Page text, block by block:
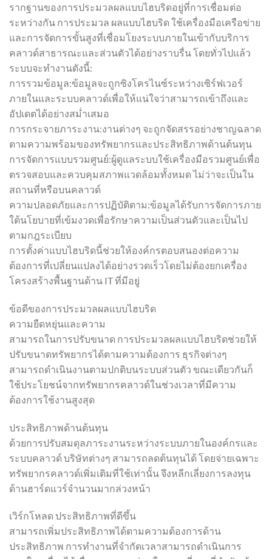
รากฐานของการประมวลผลแบบไฮบริดอยู่ที่การเชื่อมต่อ
ระหว่างกัน การประมวล ผลแบบไฮบริด ใช้เครื่องมือเครือข่าย
และการจัดการขั้นสูงที่เชื่อมโยงระบบภายในเข้ากับบริการ
คลาวด์สาธารณะและส่วนตัวได้อย่างราบรื่น โดยทั่วไปแล้ว
ระบบจะทำงานดังนี้:
การรวมข้อมูล:ข้อมูลจะถูกซิงโครไนซ์ระหว่างเซิร์ฟเวอร์
ภายในและระบบคลาวด์เพื่อให้แน่ใจว่าสามารถเข้าถึงและ
อัปเดตได้อย่างสม่ำเสมอ
การกระจายภาระงาน:งานต่างๆ จะถูกจัดสรรอย่างชาญฉลาด
ตามความพร้อมของทรัพยากรและประสิทธิภาพด้านต้นทุน
การจัดการแบบรวมศูนย์:ผู้ดูแลระบบใช้เครื่องมือรวมศูนย์เพื่อ
ตรวจสอบและควบคุมสภาพแวดล้อมทั้งหมด ไม่ว่าจะเป็นใน
สถานที่หรือบนคลาวด์
ความปลอดภัยและการปฏิบัติตาม:ข้อมูลได้รับการจัดการภาย
ใต้นโยบายที่เข้มงวดเพื่อรักษาความเป็นส่วนตัวและเป็นไป
ตามกฎระเบียบ
การตั้งค่าแบบไฮบริดนี้ช่วยให้องค์กรตอบสนองต่อความ
ต้องการที่เปลี่ยนแปลงได้อย่างรวดเร็วโดยไม่ต้องยกเครื่อง
โครงสร้างพื้นฐานด้าน IT ที่มีอยู่
ข้อดีของการประมวลผลแบบไฮบริด
ความยืดหยุ่นและความ
สามารถในการปรับขนาด การประมวลผลแบบไฮบริดช่วยให้
ปรับขนาดทรัพยากรได้ตามความต้องการ ธุรกิจต่างๆ
สามารถดำเนินงานตามปกติบนระบบส่วนตัว ขณะเดียวกันก็
ใช้ประโยชน์จากทรัพยากรคลาวด์ในช่วงเวลาที่มีความ
ต้องการใช้งานสูงสุด
ประสิทธิภาพด้านต้นทุน
ด้วยการปรับสมดุลภาระงานระหว่างระบบภายในองค์กรและ
ระบบคลาวด์ บริษัทต่างๆ สามารถลดต้นทุนได้ โดยจ่ายเฉพาะ
ทรัพยากรคลาวด์เพิ่มเติมที่ใช้เท่านั้น จึงหลีกเลี่ยงการลงทุน
ด้านฮาร์ดแวร์จำนวนมากล่วงหน้า
เวิร์กโหลด ประสิทธิภาพที่ดีขึ้น
สามารถเพิ่มประสิทธิภาพได้ตามความต้องการด้าน
ประสิทธิภาพ การทำงานที่จำกัดเวลาสามารถดำเนินการ